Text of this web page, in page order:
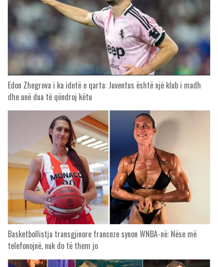
Edon Zhegrova i ka idetë e qarta: Juventus është një klub i madh
dhe unë dua të qëndroj këtu
Basketbollistja transgjinore franceze synon WNBA-në: Nëse më
telefonojnë, nuk do të them jo